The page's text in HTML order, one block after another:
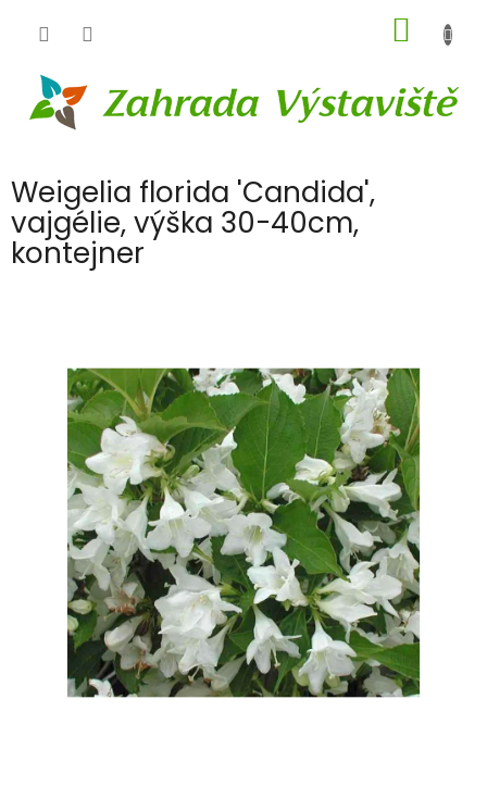
KOŠÍK
Weigelia florida 'Candida',
vajgélie, výška 30-40cm,
kontejner